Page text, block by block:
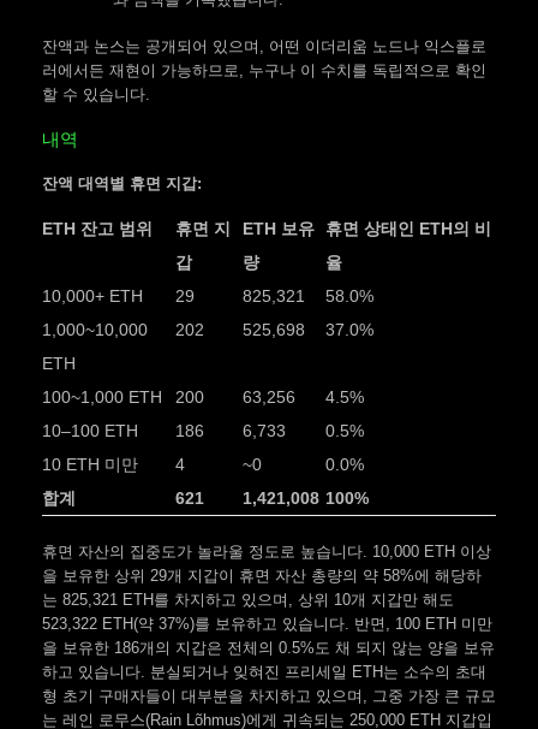
잔액과 논스는 공개되어 있으며, 어떤 이더리움 노드나 익스플로
러에서든 재현이 가능하므로, 누구나 이 수치를 독립적으로 확인
할 수 있습니다.
내역
잔액 대역별 휴면 지갑:
ETH 잔고 범위
휴면 지
갑
ETH 보유
량
휴면 상태인 ETH의 비
율
10,000+ ETH
29 825,321
58.0%
1,000~10,000
ETH
202 525,698 37.0%
100~1,000 ETH 200 63,256
4.5%
10–100 ETH
186 6,733
0.5%
10 ETH 미만
4 ~0
0.0%
합계
621 1,421,008 100%
휴면 자산의 집중도가 놀라울 정도로 높습니다. 10,000 ETH 이상
을 보유한 상위 29개 지갑이 휴면 자산 총량의 약 58%에 해당하
는 825,321 ETH를 차지하고 있으며, 상위 10개 지갑만 해도
523,322 ETH(약 37%)를 보유하고 있습니다. 반면, 100 ETH 미만
을 보유한 186개의 지갑은 전체의 0.5%도 채 되지 않는 양을 보유
하고 있습니다. 분실되거나 잊혀진 프리세일 ETH는 소수의 초대
형 초기 구매자들이 대부분을 차지하고 있으며, 그중 가장 큰 규모
는 레인 로무스(Rain Lõhmus)에게 귀속되는 250,000 ETH 지갑입